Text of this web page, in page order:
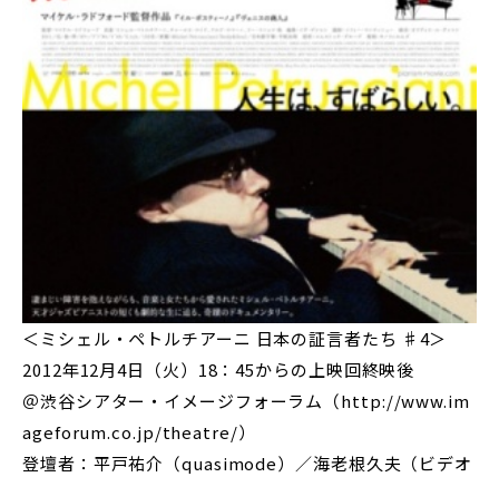
＜ミシェル・ペトルチアーニ 日本の証言者たち ♯4＞
2012年12月4日（火）18：45からの上映回終映後
＠渋谷シアター・イメージフォーラム（http://www.im
ageforum.co.jp/theatre/）
登壇者：平戸祐介（quasimode）／海老根久夫（ビデオ